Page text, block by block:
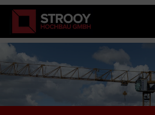
Main Navigation